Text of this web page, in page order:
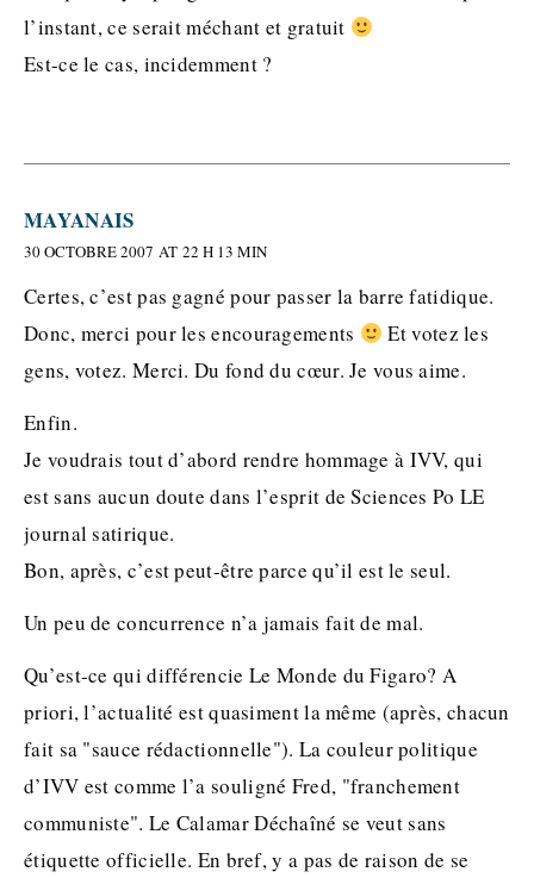
l’instant, ce serait méchant et gratuit
Est-ce le cas, incidemment ?
MAYANAIS
30 OCTOBRE 2007 AT 22 H 13 MIN
Certes, c’est pas gagné pour passer la barre fatidique.
Donc, merci pour les encouragements
Et votez les
gens, votez. Merci. Du fond du cœur. Je vous aime.
Enfin.
Je voudrais tout d’abord rendre hommage à IVV, qui
est sans aucun doute dans l’esprit de Sciences Po LE
journal satirique.
Bon, après, c’est peut-être parce qu’il est le seul.
Un peu de concurrence n’a jamais fait de mal.
Qu’est-ce qui différencie Le Monde du Figaro? A
priori, l’actualité est quasiment la même (après, chacun
fait sa "sauce rédactionnelle"). La couleur politique
d’IVV est comme l’a souligné Fred, "franchement
communiste". Le Calamar Déchaîné se veut sans
étiquette officielle. En bref, y a pas de raison de se